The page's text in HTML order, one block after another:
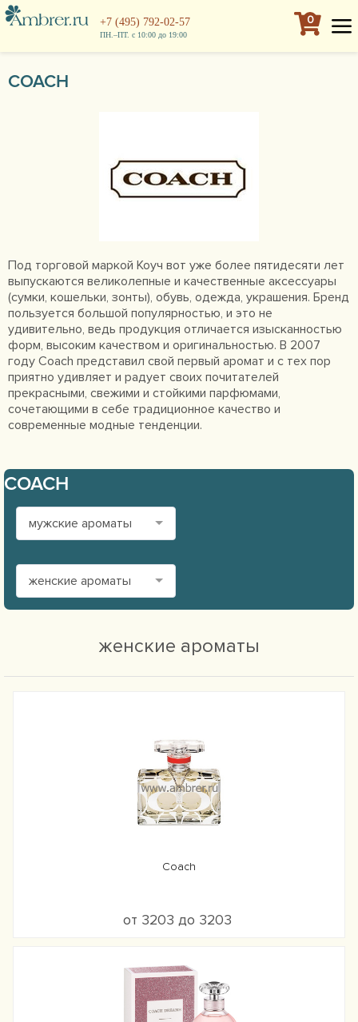
+7 (495) 792-02-57
ПН.–ПТ. с 10:00 до 19:00
0
COACH
Под торговой маркой Коуч вот уже более пятидесяти лет
выпускаются великолепные и качественные аксессуары
(сумки, кошельки, зонты), обувь, одежда, украшения. Бренд
пользуется большой популярностью, и это не
удивительно, ведь продукция отличается изысканностью
форм, высоким качеством и оригинальностью. В 2007
году Coach представил свой первый аромат и с тех пор
приятно удивляет и радует своих почитателей
прекрасными, свежими и стойкими парфюмами,
сочетающими в себе традиционное качество и
современные модные тенденции.
COACH
мужские ароматы
женские ароматы
женские ароматы
Coach
от 3203 до 3203